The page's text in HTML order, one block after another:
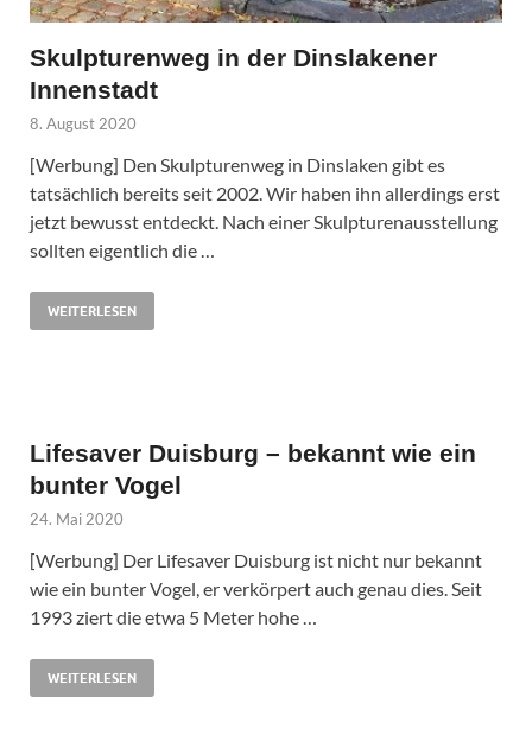
Skulpturenweg in der Dinslakener
Innenstadt
8. August 2020
[Werbung] Den Skulpturenweg in Dinslaken gibt es
tatsächlich bereits seit 2002. Wir haben ihn allerdings erst
jetzt bewusst entdeckt. Nach einer Skulpturenausstellung
sollten eigentlich die …
WEITERLESEN
Lifesaver Duisburg – bekannt wie ein
bunter Vogel
24. Mai 2020
[Werbung] Der Lifesaver Duisburg ist nicht nur bekannt
wie ein bunter Vogel, er verkörpert auch genau dies. Seit
1993 ziert die etwa 5 Meter hohe …
WEITERLESEN